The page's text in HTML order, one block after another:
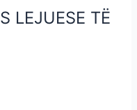
LEJUESE TË